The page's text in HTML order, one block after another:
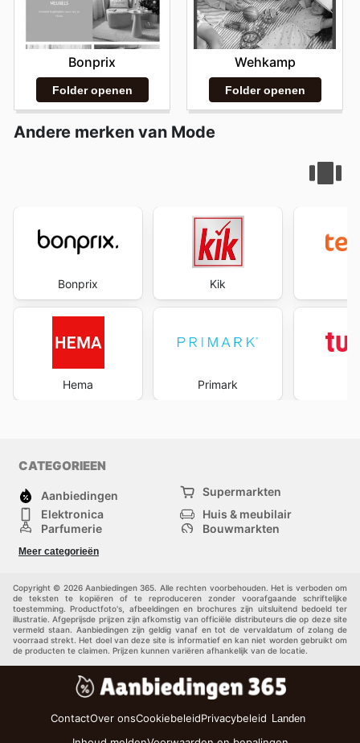
Bonprix
Folder openen
Wehkamp
Folder openen
Andere merken van Mode
Bonprix
Hema
Kik
Primark
CATEGORIEEN
Aanbiedingen
Supermarkten
Elektronica
Huis & meubilair
Parfumerie
Bouwmarkten
Kinderen
Meer categorieën
Copyright © 2026 Aanbiedingen 365. Alle rechten voorbehouden. Het is verboden om
de teksten te kopiëren of te reproduceren zonder voorafgaande schriftelijke
toestemming. Productfoto's, afbeeldingen en brochures zijn uitsluitend bedoeld ter
illustratie. Afgeprijsde prijzen zijn afkomstig van officiële distributeurs die op deze site
vermeld staan. Aanbiedingen zijn geldig vanaf en tot de vervaldatum of zolang de
voorraad strekt. Het doel van deze site is informatief en kan niet worden gebruikt om
de producten te claimen. Prijzen kunnen variëren afhankelijk van de locatie.
ContactOver onsCookiebeleidPrivacybeleid Landen